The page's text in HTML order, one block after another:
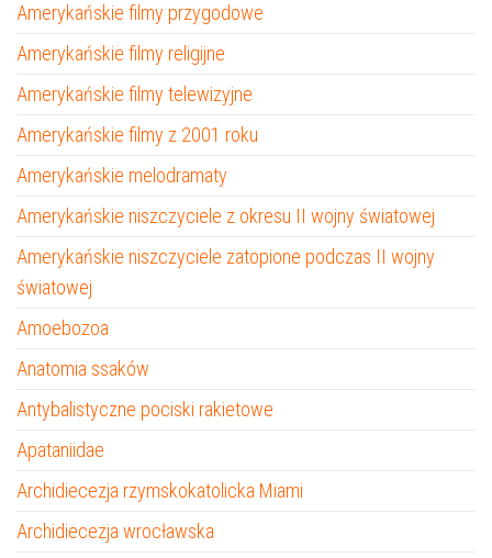
Amerykańskie filmy przygodowe
Amerykańskie filmy religijne
Amerykańskie filmy telewizyjne
Amerykańskie filmy z 2001 roku
Amerykańskie melodramaty
Amerykańskie niszczyciele z okresu II wojny światowej
Amerykańskie niszczyciele zatopione podczas II wojny
światowej
Amoebozoa
Anatomia ssaków
Antybalistyczne pociski rakietowe
Apataniidae
Archidiecezja rzymskokatolicka Miami
Archidiecezja wrocławska